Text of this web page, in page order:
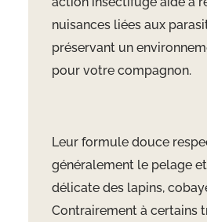
nuisances liées aux
préservant un
pour votre compagnon.
Leur formule douce
généralement le pelage
délicate des lapins,
Contrairement à certains